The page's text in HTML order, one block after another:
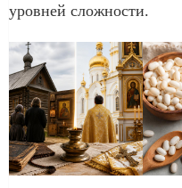
уровней сложности.